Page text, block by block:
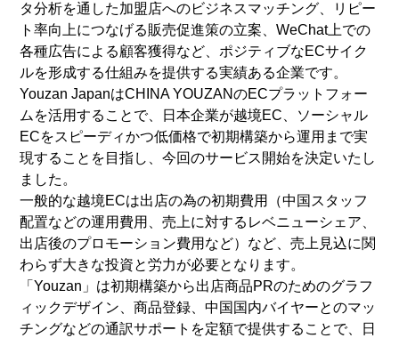
タ分析を通した加盟店へのビジネスマッチング、リピー
ト率向上につなげる販売促進策の立案、WeChat上での
各種広告による顧客獲得など、ポジティブなECサイク
ルを形成する仕組みを提供する実績ある企業です。
Youzan JapanはCHINA YOUZANのECプラットフォー
ムを活用することで、日本企業が越境EC、ソーシャル
ECをスピーディかつ低価格で初期構築から運用まで実
現することを目指し、今回のサービス開始を決定いたし
ました。
一般的な越境ECは出店の為の初期費用（中国スタッフ
配置などの運用費用、売上に対するレベニューシェア、
出店後のプロモーション費用など）など、売上見込に関
わらず大きな投資と労力が必要となります。
「Youzan」は初期構築から出店商品PRのためのグラフ
ィックデザイン、商品登録、中国国内バイヤーとのマッ
チングなどの通訳サポートを定額で提供することで、日